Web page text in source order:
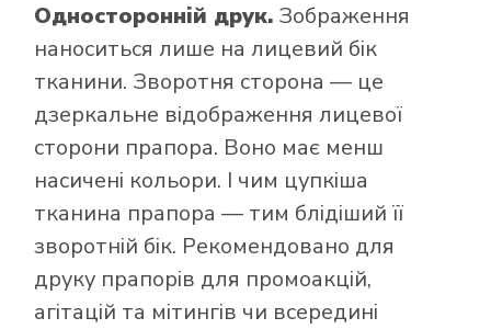
Односторонній друк. Зображення
наноситься лише на лицевий бік
тканини. Зворотня сторона — це
дзеркальне відображення лицевої
сторони прапора. Воно має менш
насичені кольори. І чим цупкіша
тканина прапора — тим блідіший її
зворотній бік. Рекомендовано для
друку прапорів для промоакцій,
агітацій та мітингів чи всередині